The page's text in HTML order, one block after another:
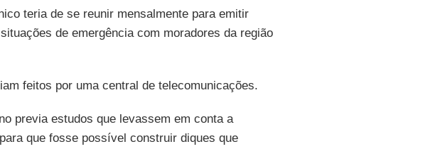
teria de se reunir mensalmente para emitir
de emergência com moradores da região
feitos por uma central de telecomunicações.
previa estudos que levassem em conta a
que fosse possível construir diques que